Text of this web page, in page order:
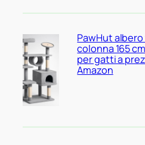
PawHut
colonna 165
per gatti a
Amazon